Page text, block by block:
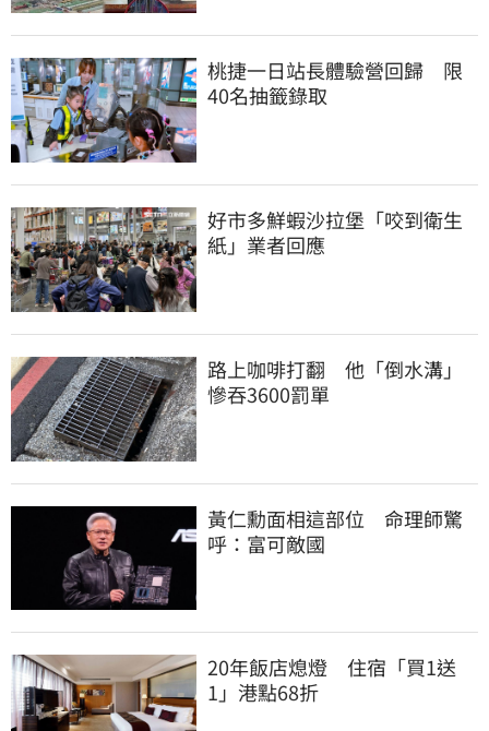
桃捷一日站長體驗營回歸　限
40名抽籤錄取
好市多鮮蝦沙拉堡「咬到衛生
紙」業者回應
路上咖啡打翻　他「倒水溝」
慘吞3600罰單
黃仁勳面相這部位　命理師驚
呼：富可敵國
20年飯店熄燈　住宿「買1送
1」港點68折